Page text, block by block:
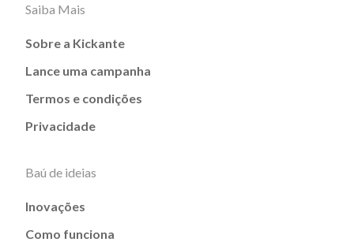
Saiba Mais
Sobre a Kickante
Lance uma campanha
Termos e condições
Privacidade
Baú de ideias
Inovações
Como funciona